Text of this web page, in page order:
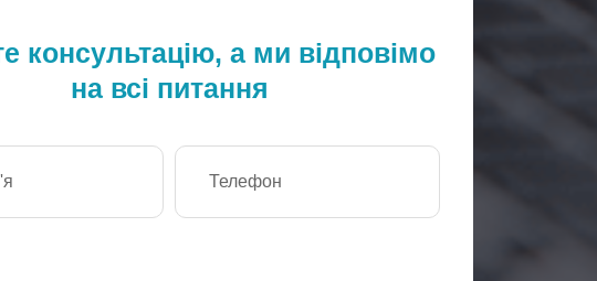
консультацію, а ми відповімо
на всі питання